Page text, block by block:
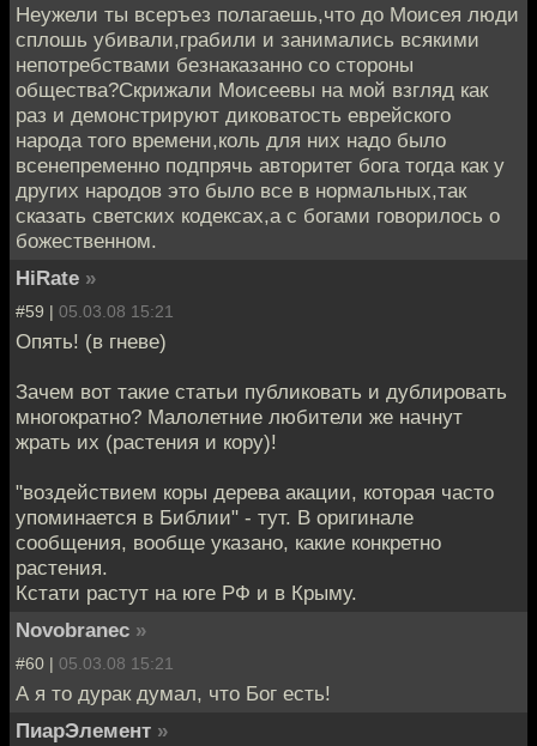
Неужели ты всеръез полагаешь,что до Моисея люди
сплошь убивали,грабили и занимались всякими
непотребствами безнаказанно со стороны
общества?Скрижали Моисеевы на мой взгляд как
раз и демонстрируют диковатость еврейского
народа того времени,коль для них надо было
всенепременно подпрячь авторитет бога тогда как у
других народов это было все в нормальных,так
сказать светских кодексах,а с богами говорилось о
божественном.
HiRate »
#59 | 05.03.08 15:21
Опять! (в гневе)
Зачем вот такие статьи публиковать и дублировать
многократно? Малолетние любители же начнут
жрать их (растения и кору)!
"воздействием коры дерева акации, которая часто
упоминается в Библии" - тут. В оригинале
сообщения, вообще указано, какие конкретно
растения.
Кстати растут на юге РФ и в Крыму.
Novobranec »
#60 | 05.03.08 15:21
А я то дурак думал, что Бог есть!
ПиарЭлемент »